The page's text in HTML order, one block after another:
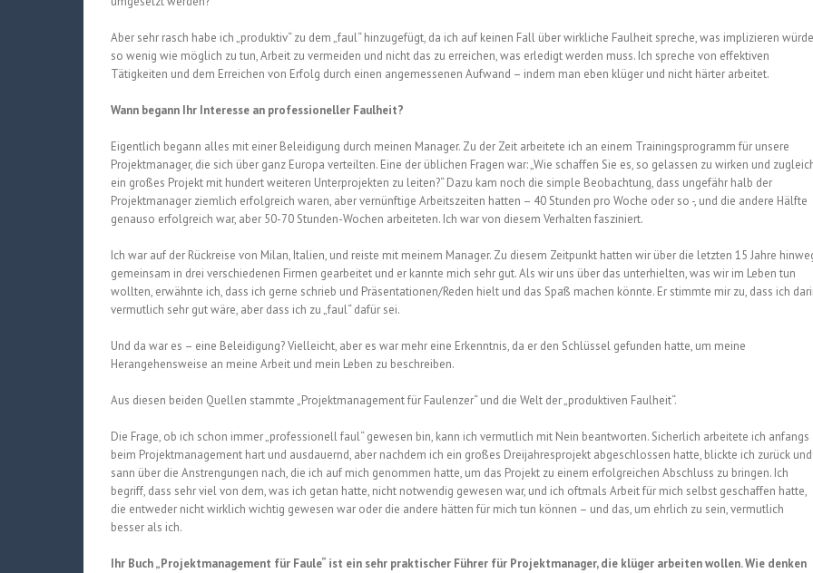
Aber sehr rasch habe ich „produktiv“ zu dem „faul“ hinzugefügt, da ich auf keinen Fall über wirkliche Faulheit spreche, was implizieren würde
so wenig wie möglich zu tun, Arbeit zu vermeiden und nicht das zu erreichen, was erledigt werden muss. Ich spreche von effektiven
Tätigkeiten und dem Erreichen von Erfolg durch einen angemessenen Aufwand – indem man eben klüger und nicht härter arbeitet.
Wann begann Ihr Interesse an professioneller Faulheit?
Eigentlich begann alles mit einer Beleidigung durch meinen Manager. Zu der Zeit arbeitete ich an einem Trainingsprogramm für unsere
Projektmanager, die sich über ganz Europa verteilten. Eine der üblichen Fragen war: „Wie schaffen Sie es, so gelassen zu wirken und
ein großes Projekt mit hundert weiteren Unterprojekten zu leiten?“ Dazu kam noch die simple Beobachtung, dass ungefähr halb der
Projektmanager ziemlich erfolgreich waren, aber vernünftige Arbeitszeiten hatten – 40 Stunden pro Woche oder so -, und die andere Hälfte
genauso erfolgreich war, aber 50-70 Stunden-Wochen arbeiteten. Ich war von diesem Verhalten fasziniert.
Ich war auf der Rückreise von Milan, Italien, und reiste mit meinem Manager. Zu diesem Zeitpunkt hatten wir über die letzten 15 Jahre
gemeinsam in drei verschiedenen Firmen gearbeitet und er kannte mich sehr gut. Als wir uns über das unterhielten, was wir im Leben tun
wollten, erwähnte ich, dass ich gerne schrieb und Präsentationen/Reden hielt und das Spaß machen könnte. Er stimmte mir zu, dass ich
vermutlich sehr gut wäre, aber dass ich zu „faul“ dafür sei.
Und da war es – eine Beleidigung? Vielleicht, aber es war mehr eine Erkenntnis, da er den Schlüssel gefunden hatte, um meine
Herangehensweise an meine Arbeit und mein Leben zu beschreiben.
Aus diesen beiden Quellen stammte „Projektmanagement für Faulenzer“ und die Welt der „produktiven Faulheit“.
Die Frage, ob ich schon immer „professionell faul“ gewesen bin, kann ich vermutlich mit Nein beantworten. Sicherlich arbeitete ich anfangs
beim Projektmanagement hart und ausdauernd, aber nachdem ich ein großes Dreijahresprojekt abgeschlossen hatte, blickte ich zurück und
sann über die Anstrengungen nach, die ich auf mich genommen hatte, um das Projekt zu einem erfolgreichen Abschluss zu bringen. Ich
begriff, dass sehr viel von dem, was ich getan hatte, nicht notwendig gewesen war, und ich oftmals Arbeit für mich selbst geschaffen hatte,
die entweder nicht wirklich wichtig gewesen war oder die andere hätten für mich tun können – und das, um ehrlich zu sein, vermutlich
besser als ich.
Ihr Buch „Projektmanagement für Faule“ ist ein sehr praktischer Führer für Projektmanager, die klüger arbeiten wollen. Wie denken